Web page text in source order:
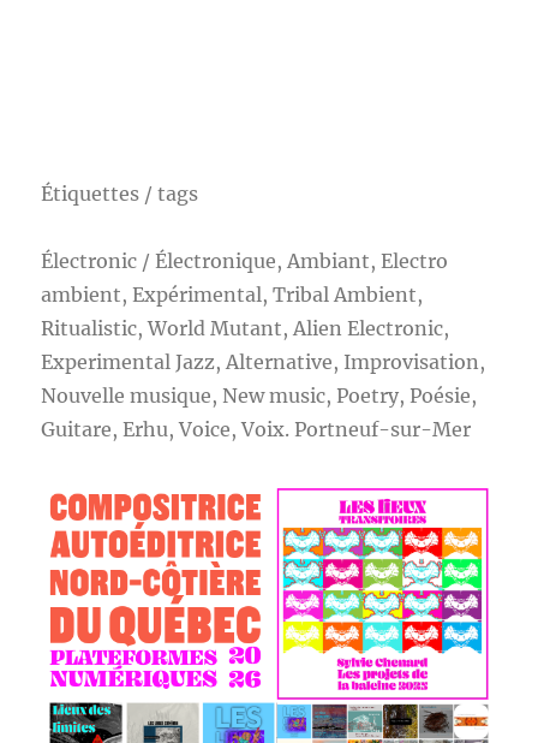
Étiquettes / tags
Électronic / Électronique, Ambiant, Electro
ambient, Expérimental, Tribal Ambient,
Ritualistic, World Mutant, Alien Electronic,
Experimental Jazz, Alternative, Improvisation,
Nouvelle musique, New music, Poetry, Poésie,
Guitare, Erhu, Voice, Voix. Portneuf-sur-Mer